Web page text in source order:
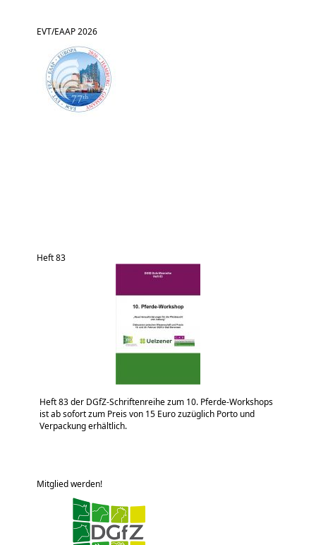
EVT/EAAP 2026
Heft 83
Heft 83 der DGfZ-Schriftenreihe zum 10. Pferde-Workshops
ist ab sofort zum Preis von 15 Euro zuzüglich Porto und
Verpackung erhältlich.
Mitglied werden!